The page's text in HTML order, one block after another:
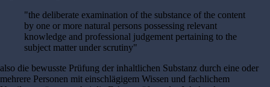
"the deliberate examination of the substance of the content
by one or more natural persons possessing relevant
knowledge and professional judgement pertaining to the
subject matter under scrutiny"
also die bewusste Prüfung der inhaltlichen Substanz durch eine oder
mehrere Personen mit einschlägigem Wissen und fachlichem